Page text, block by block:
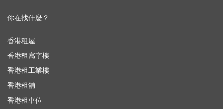
你在找什麼？
香港租屋
香港租寫字樓
香港租工業樓
香港租舖
香港租車位